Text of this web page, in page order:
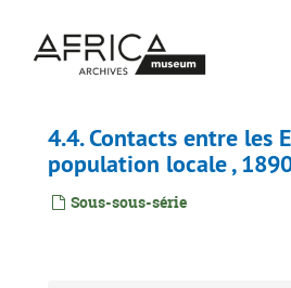
contenu
4.4. Contacts entre les
population locale ,
Sous-sous-série